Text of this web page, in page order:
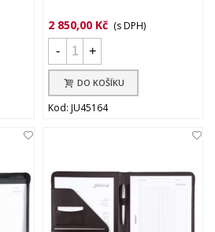
2 850,00 Kč (s DPH)
-
+
DO KOŠÍKU
Kod: JU45164